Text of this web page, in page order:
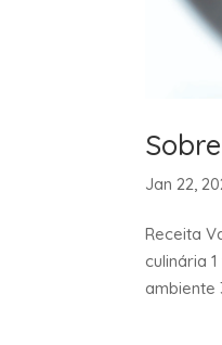
Jan 22,
Receita
culinária
ambiente